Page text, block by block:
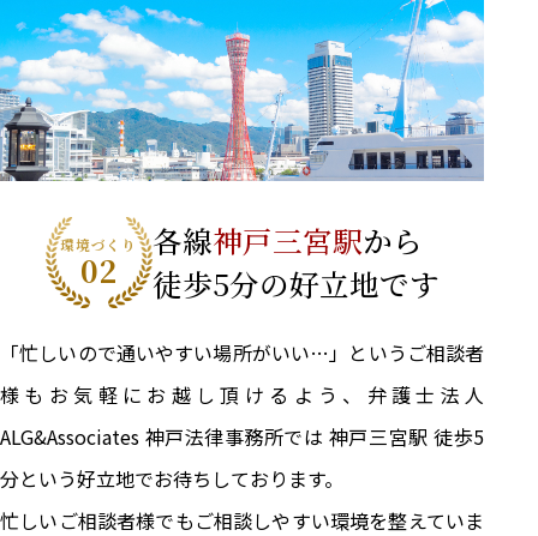
環境づくり
02
各線神戸三宮駅から
徒歩5分の好立地です
「忙しいので通いやすい場所がいい…」というご相談者
様もお気軽にお越し頂けるよう、弁護士法人
ALG&Associates 神戸法律事務所では 神戸三宮駅 徒歩5
分という好立地でお待ちしております。
忙しいご相談者様でもご相談しやすい環境を整えていま